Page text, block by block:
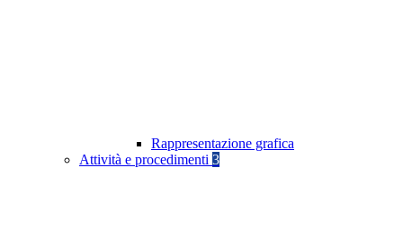
Rappresentazione grafica
Attività e procedimenti 3